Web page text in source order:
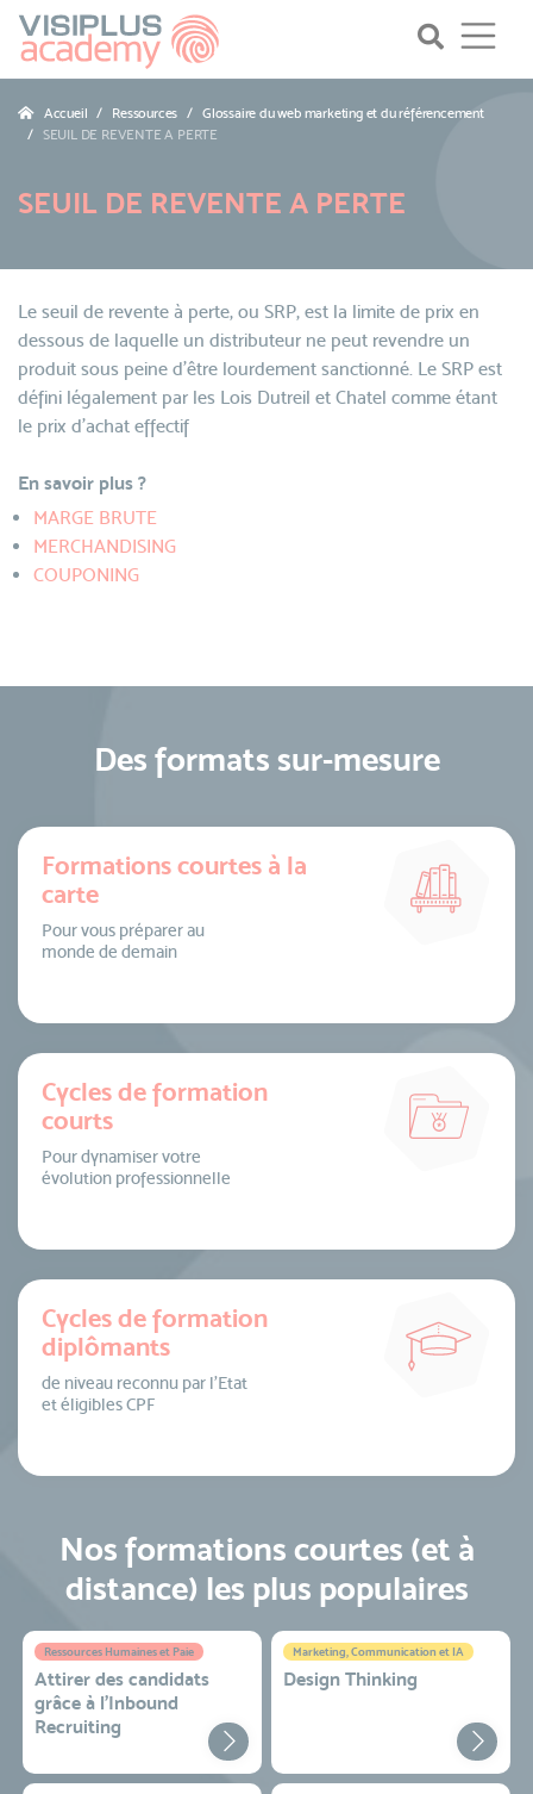
Accueil Ressources
Glossaire du web marketing et du référencement
SEUIL DE REVENTE A PERTE
SEUIL DE REVENTE A PERTE
Le seuil de revente à perte, ou SRP, est la limite de prix en
dessous de laquelle un distributeur ne peut revendre un
produit sous peine d’être lourdement sanctionné. Le SRP est
défini légalement par les Lois Dutreil et Chatel comme étant
le prix d'achat effectif
En savoir plus ?
MARGE BRUTE
MERCHANDISING
COUPONING
Des formats sur-mesure
Formations courtes à la
carte
Pour vous préparer au
monde de demain
Cycles de formation
courts
Pour dynamiser votre
évolution professionnelle
Cycles de formation
diplômants
de niveau reconnu par l’Etat
et éligibles CPF
Nos formations courtes (et à
distance) les plus populaires
Ressources Humaines et Paie
Attirer des candidats
grâce à l’Inbound
Recruiting
Marketing, Communication et IA
Design Thinking